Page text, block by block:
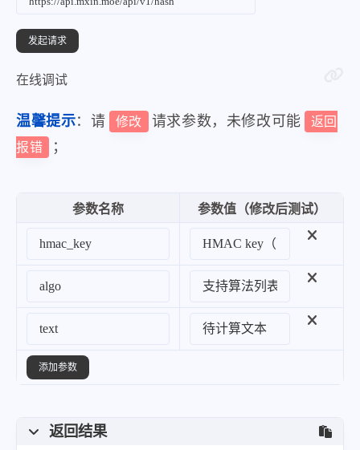
在线调试
温馨提示：请 修改 请求参数，未修改可能
返回
报错
；
参数名称 参数值（修改后测试）
添加参数
返回结果